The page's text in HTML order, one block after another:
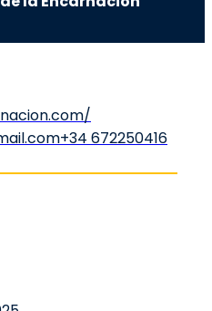
+34 672250416